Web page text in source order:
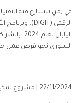
في زمنٍ تتسارع فيه
اليابان
السوري نحو فرص عمل
22/11/2024 | مشروع